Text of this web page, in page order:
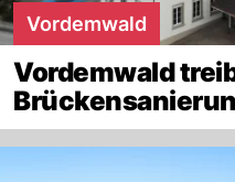
Vordemwald
Vordemwald